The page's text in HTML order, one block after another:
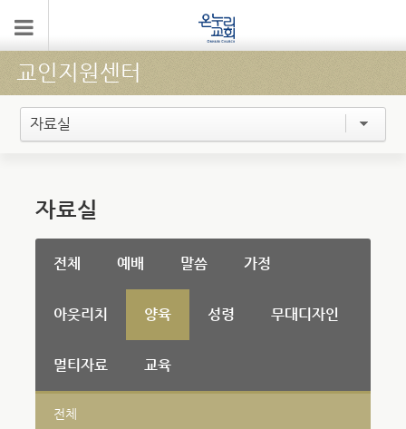
교인지원센터
자료실
자료실
전체 예배 말씀 가정
아웃리치 양육 성령 무대디자인
멀티자료 교육
전체